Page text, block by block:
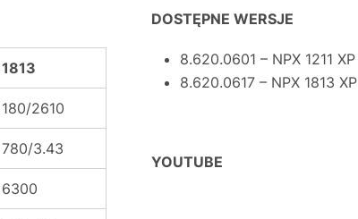
1813
180/2610
780/3.43
6300
DOSTĘPNE WERSJE
8.620.0601 – NPX 1211 XP
8.620.0617 – NPX 1813 XP
YOUTUBE